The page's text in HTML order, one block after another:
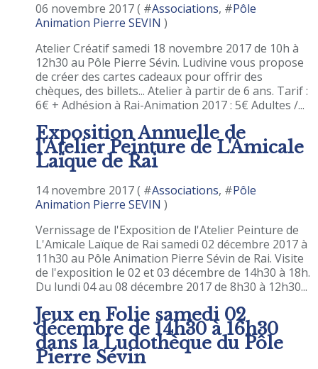
06 novembre 2017 ( #Associations, #Pôle
Animation Pierre SEVIN )
Atelier Créatif samedi 18 novembre 2017 de 10h à
12h30 au Pôle Pierre Sévin. Ludivine vous propose
de créer des cartes cadeaux pour offrir des
chèques, des billets... Atelier à partir de 6 ans. Tarif :
6€ + Adhésion à Rai-Animation 2017 : 5€ Adultes /...
Exposition Annuelle de
l'Atelier Peinture de L'Amicale
Laïque de Rai
14 novembre 2017 ( #Associations, #Pôle
Animation Pierre SEVIN )
Vernissage de l'Exposition de l'Atelier Peinture de
L'Amicale Laïque de Rai samedi 02 décembre 2017 à
11h30 au Pôle Animation Pierre Sévin de Rai. Visite
de l'exposition le 02 et 03 décembre de 14h30 à 18h.
Du lundi 04 au 08 décembre 2017 de 8h30 à 12h30...
Jeux en Folie samedi 02
décembre de 14h30 à 16h30
dans la Ludothèque du Pôle
Pierre Sévin